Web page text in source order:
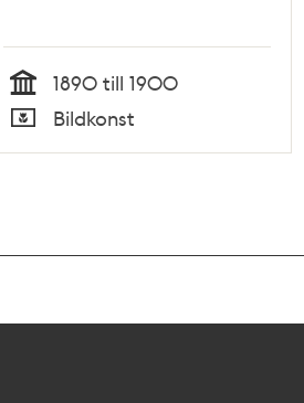
Tid
1890 till 1900
Typ
Bildkonst